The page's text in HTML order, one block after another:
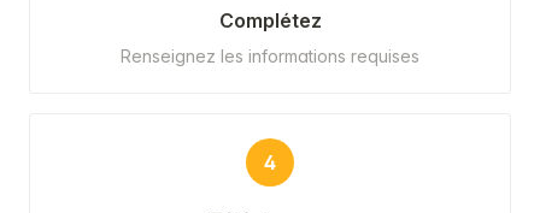
Complétez
Renseignez les informations requises
4